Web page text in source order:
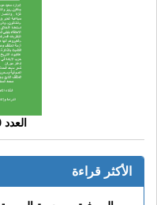
العدد 199 - 2026 Jul
الأكثر قراءة